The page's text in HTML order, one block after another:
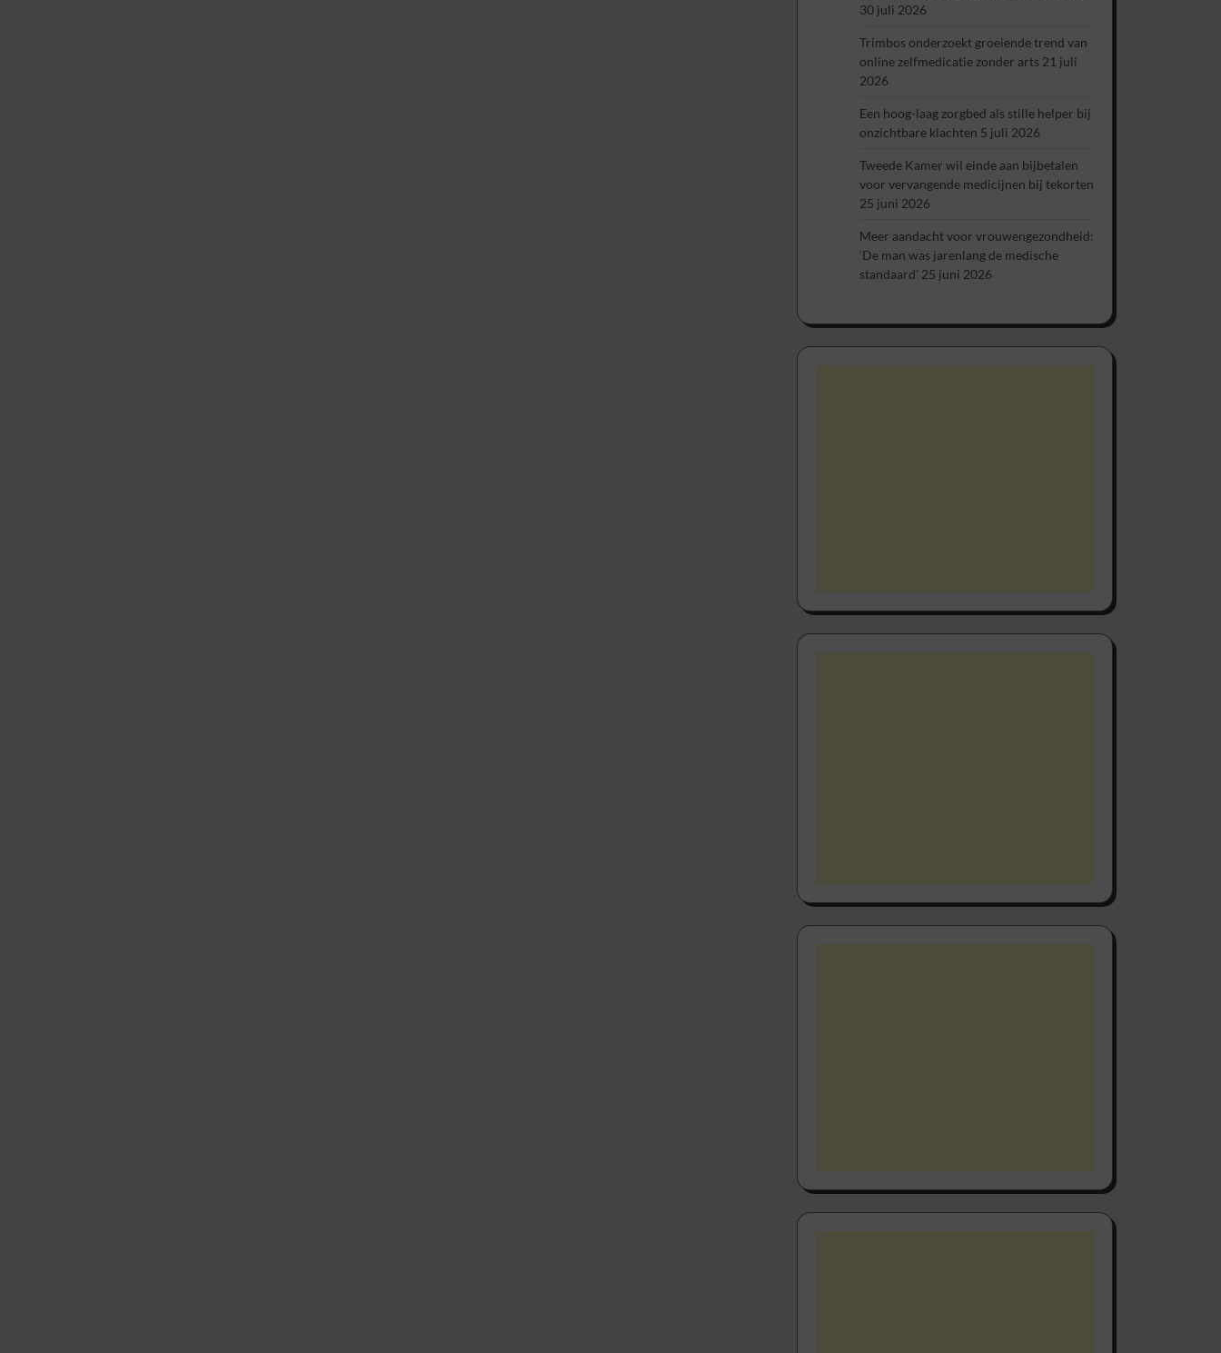
30 juli 2026
Trimbos onderzoekt groeiende trend van
online zelfmedicatie zonder arts 21 juli
2026
Een hoog-laag zorgbed als stille helper bij
onzichtbare klachten 5 juli 2026
Tweede Kamer wil einde aan bijbetalen
voor vervangende medicijnen bij tekorten
25 juni 2026
Meer aandacht voor vrouwengezondheid:
‘De man was jarenlang de medische
standaard’ 25 juni 2026